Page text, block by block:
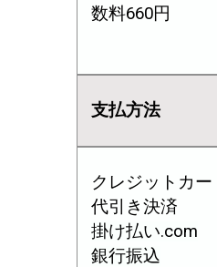
数料660円
支払方法
クレジットカー
代引き決済
掛け払い.com
銀行振込